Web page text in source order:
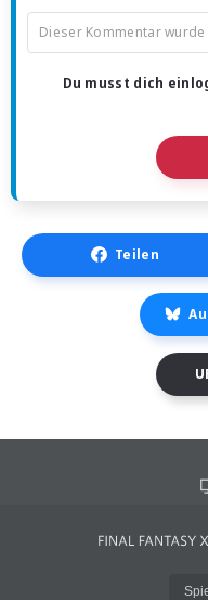
Dieser Kommentar
Du musst dich
Teilen